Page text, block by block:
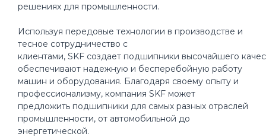
решениях для промышленности.
Используя передовые технологии в производстве и
тесное сотрудничество с
клиентами, SKF создает подшипники высочайшего
обеспечивают надежную и бесперебойную работу
машин и оборудования. Благодаря своему опыту и
профессионализму, компания SKF может
предложить подшипники для самых разных отраслей
промышленности, от автомобильной до
энергетической.